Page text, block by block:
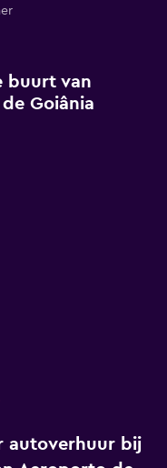
buurt van
Goiânia
autoverhuur bij